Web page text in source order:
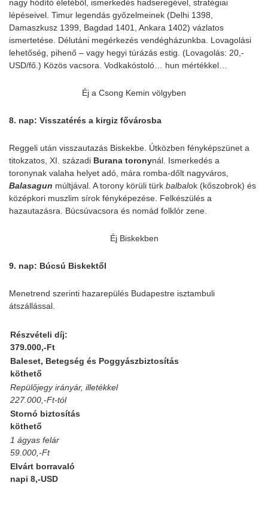
nagy hódító életéből, ismerkedés hadseregével, stratégiai
lépéseivel. Timur legendás győzelmeinek (Delhi 1398,
Damaszkusz 1399, Bagdad 1401, Ankara 1402) vázlatos
ismertetése. Délutáni megérkezés vendégházunkba. Lovagolási
lehetőség, pihenő – vagy hegyi túrázás estig. (Lovagolás: 20,-
USD/fő.) Közös vacsora. Vodkakóstoló… hun mértékkel…
Éj a Csong Kemin völgyben
8. nap: Visszatérés a kirgiz fővárosba
Reggeli után visszautazás Biskekbe. Útközben fényképszünet a
titokzatos, XI. századi Burana toronynál. Ismerkedés a
toronynak valaha helyet adó, mára romba-dőlt nagyváros,
Balasagun múltjával. A torony körüli türk balbalok (kőszobrok) és
középkori muszlim sírok fényképezése. Felkészülés a
hazautazásra. Búcsúvacsora és nomád folklór zene.
Éj Biskekben
9. nap: Búcsú Biskektől
Menetrend szerinti hazarepülés Budapestre isztambuli
átszállással.
Részvételi díj:
379.000,-Ft
Baleset, Betegség és Poggyászbiztosítás
köthető
Repülőjegy irányár, illetékkel
227.000,-Ft-tól
Stornó biztosítás
köthető
1 ágyas felár
59.000,-Ft
Elvárt borravaló
napi 8,-USD